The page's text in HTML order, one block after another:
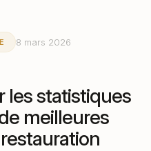
8 mars 2026
les statistiques
meilleures